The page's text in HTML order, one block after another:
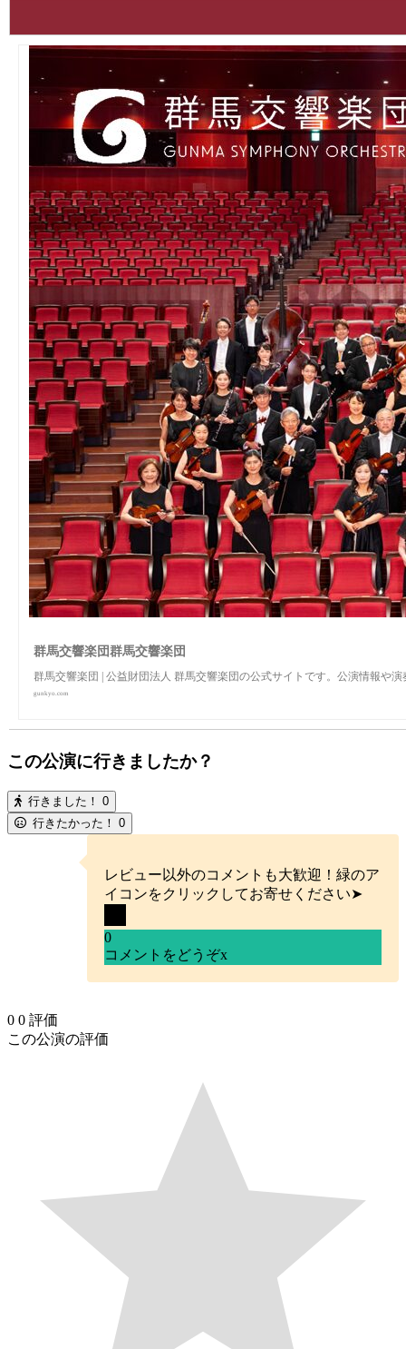
群馬交響楽団群馬交響楽団
群馬交響楽団 | 公益財団法人 群馬交響楽団の公式サイトです。公演情報や
gunkyo.com
この公演に行きましたか？
行きました！ 0
行きたかった！ 0
レビュー以外のコメントも大歓迎！緑のア
イコンをクリックしてお寄せください➤
0
コメントをどうぞx
0 0 評価
この公演の評価